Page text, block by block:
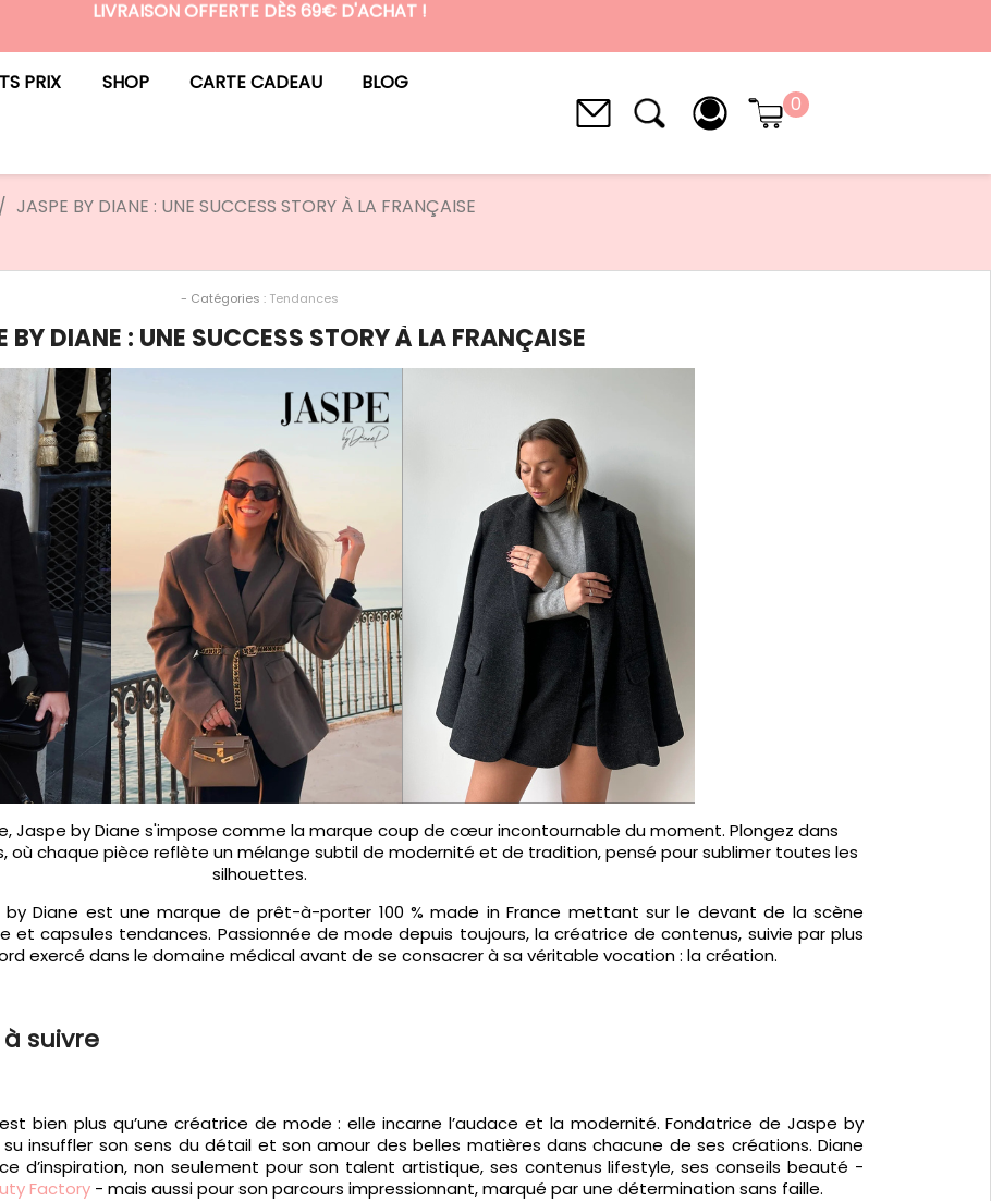
LIVRAISON OFFERTE DÈS 69€ D'ACHAT !
PRIX SHOP CARTE CADEAU BLOG
0
JASPE BY DIANE : UNE SUCCESS STORY À LA FRANÇAISE
- Catégories : Tendances
BY DIANE : UNE SUCCESS STORY À LA FRANÇAISE
Jaspe by Diane s'impose comme la marque coup de cœur incontournable du moment. Plongez dans
où chaque pièce reflète un mélange subtil de modernité et de tradition, pensé pour sublimer toutes les
silhouettes.
by Diane est une marque de prêt-à-porter 100 % made in France mettant sur le devant de la scène
capsules tendances. Passionnée de mode depuis toujours, la créatrice de contenus, suivie par plus
exercé dans le domaine médical avant de se consacrer à sa véritable vocation : la création.
suivre
bien plus qu’une créatrice de mode : elle incarne l’audace et la modernité. Fondatrice de Jaspe by
insuffler son sens du détail et son amour des belles matières dans chacune de ses créations. Diane
d’inspiration, non seulement pour son talent artistique, ses contenus lifestyle, ses conseils beauté -
Factory - mais aussi pour son parcours impressionnant, marqué par une détermination sans faille.